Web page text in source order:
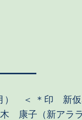
） ＜ ＊印 新
木 康子（新アラ